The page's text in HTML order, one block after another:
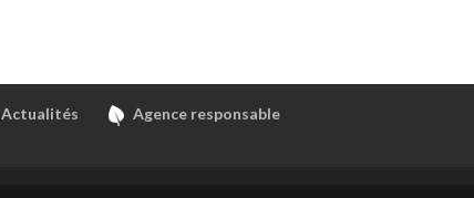
Actualités
Agence responsable